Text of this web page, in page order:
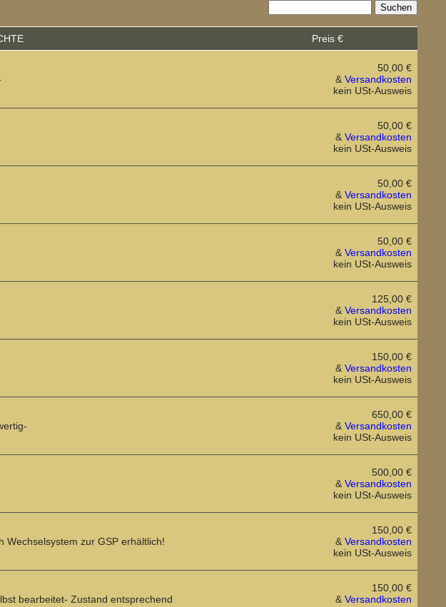
Preis €
50,00 €
& Versandkosten
kein USt-Ausweis
50,00 €
& Versandkosten
kein USt-Ausweis
50,00 €
& Versandkosten
kein USt-Ausweis
50,00 €
& Versandkosten
kein USt-Ausweis
125,00 €
& Versandkosten
kein USt-Ausweis
150,00 €
& Versandkosten
kein USt-Ausweis
650,00 €
& Versandkosten
kein USt-Ausweis
500,00 €
& Versandkosten
kein USt-Ausweis
Wechselsystem zur GSP erhältlich!
150,00 €
& Versandkosten
kein USt-Ausweis
bearbeitet- Zustand entsprechend
150,00 €
& Versandkosten